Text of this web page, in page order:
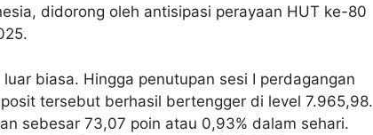
didorong oleh antisipasi perayaan HUT ke-80
biasa. Hingga penutupan sesi I perdagangan
tersebut berhasil bertengger di level 7.965,98.
sebesar 73,07 poin atau 0,93% dalam sehari.